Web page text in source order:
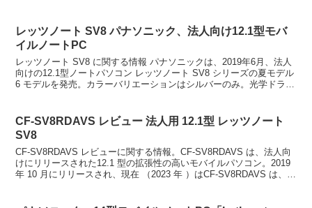
レッツノート SV8 パナソニック、法人向け12.1型モバ
イルノートPC
レッツノート SV8 に関する情報 パナソニックは、2019年6月、法人
向けの12.1型ノートパソコン レッツノート SV8 シリーズの夏モデル
6 モデルを発売。カラーバリエーションはシルバーのみ。光学ドライ
CF-SV8RDAVS レビュー 法人用 12.1型 レッツノート
SV8
CF-SV8RDAVS レビューに関する情報。CF-SV8RDAVS は、法人向
けにリリースされた12.1 型の拡張性の高いモバイルパソコン。2019
年 10 月にリリースされ、現在 （2023 年 ）はCF-SV8RDAVS は、新